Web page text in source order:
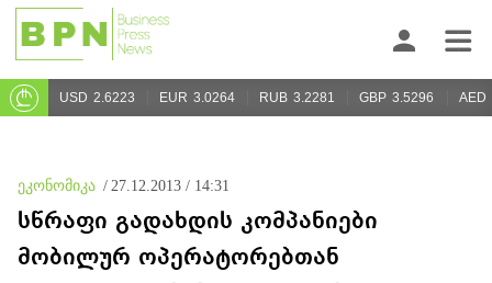
USD 2.6223 EUR 3.0264 RUB 3.2281 GBP 3.5296 AED
ეკონომიკა / 27.12.2013 / 14:31
სწრაფი გადახდის კომპანიები
მობილურ ოპერატორებთან